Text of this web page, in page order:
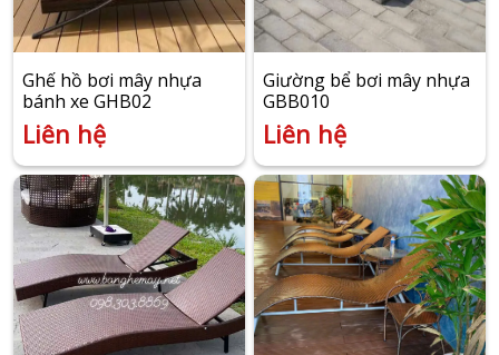
Ghế hồ bơi mây nhựa
bánh xe GHB02
Liên hệ
Giường bể bơi mây nhựa
GBB010
Liên hệ